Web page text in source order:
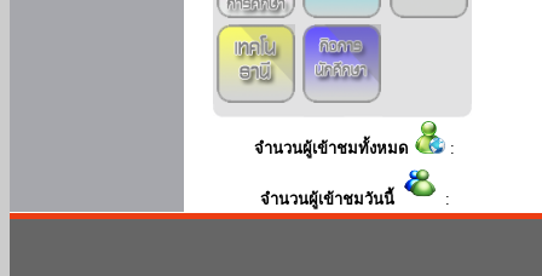
จำนวนผู้เข้าชมทั้งหมด :
จำนวนผู้เข้าชมวันนี้ :